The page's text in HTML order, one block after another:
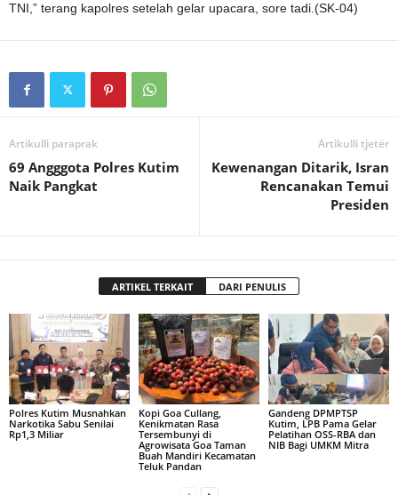
TNI,” terang kapolres setelah gelar upacara, sore tadi.(SK-04)
Artikulli paraprak
69 Angggota Polres Kutim
Naik Pangkat
Artikulli tjetër
Kewenangan Ditarik, Isran
Rencanakan Temui
Presiden
ARTIKEL TERKAIT DARI PENULIS
Polres Kutim Musnahkan
Narkotika Sabu Senilai
Rp1,3 Miliar
Kopi Goa Cullang,
Kenikmatan Rasa
Tersembunyi di
Agrowisata Goa Taman
Buah Mandiri Kecamatan
Teluk Pandan
Gandeng DPMPTSP
Kutim, LPB Pama Gelar
Pelatihan OSS-RBA dan
NIB Bagi UMKM Mitra